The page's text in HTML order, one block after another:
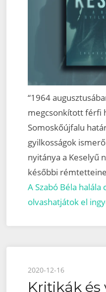
“1964
megcsonkított férfi
Somoskőújfalu
gyilkosságok
nyitánya a Keselyű
későbbi
A Szabó Béla
olvashatjátok el
Posted
on
2020-12-16
Kritikák